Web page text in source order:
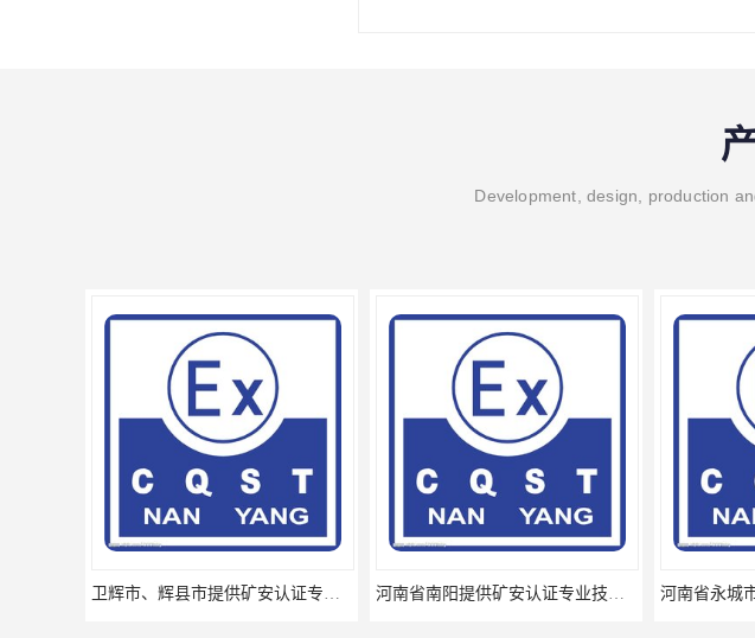
Development, design, production
卫辉市、辉县市提供矿安认证专业技术服务值得信赖的咨询专家 河南省南阳提供矿安认证专业技术服务值得信赖的咨询专家